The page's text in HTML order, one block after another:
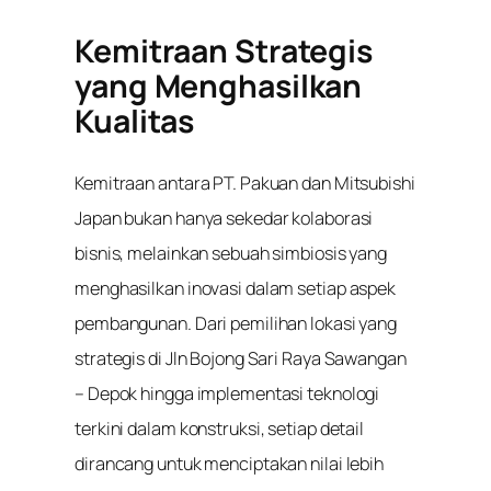
Kemitraan Strategis
yang Menghasilkan
Kualitas
Kemitraan antara PT. Pakuan dan Mitsubishi
Japan bukan hanya sekedar kolaborasi
bisnis, melainkan sebuah simbiosis yang
menghasilkan inovasi dalam setiap aspek
pembangunan. Dari pemilihan lokasi yang
strategis di Jln Bojong Sari Raya Sawangan
– Depok hingga implementasi teknologi
terkini dalam konstruksi, setiap detail
dirancang untuk menciptakan nilai lebih